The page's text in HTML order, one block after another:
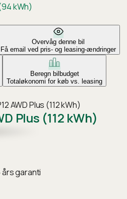
kWh)
Overvåg denne bil
Få email ved pris- og leasing-ændringer
Beregn bilbudget
Totaløkonomi for køb vs. leasing
AWD Plus (112 kWh)
Plus (112 kWh)
års garanti